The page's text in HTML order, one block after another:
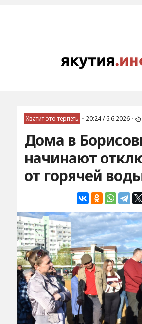
Хватит это терпеть • 20:24 / 6.6.2026 •
Дома в
начинают
от горячей